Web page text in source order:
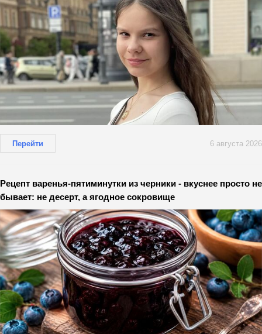
Перейти 6 августа 2026
Рецепт варенья-пятиминутки из черники - вкуснее просто не
бывает: не десерт, а ягодное сокровище